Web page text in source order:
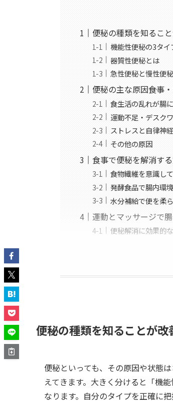
便秘の種類を知るこ
機能性便秘の3タイ
器質性便秘とは
急性便秘と慢性便
便秘の主な原因――食事
食生活の乱れが腸
運動不足・デスク
ストレスと自律神
その他の原因
食事で便秘を解消する
食物繊維を意識し
発酵食品で腸内環
水分補給で便を柔
運動とマッサージで
便秘解消に効果的
便秘の種類を知ることが改
便秘といっても、その原因や状態
えてきます。大きく分けると「機
なります。自分のタイプを正確に